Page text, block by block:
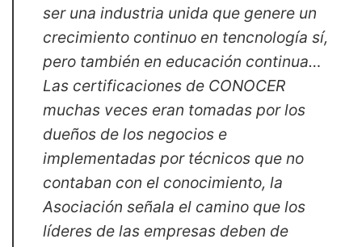
ser una industria unida que genere un
crecimiento continuo en tencnología sí,
pero también en educación continua…
Las certificaciones de CONOCER
muchas veces eran tomadas por los
dueños de los negocios e
implementadas por técnicos que no
contaban con el conocimiento, la
Asociación señala el camino que los
líderes de las empresas deben de